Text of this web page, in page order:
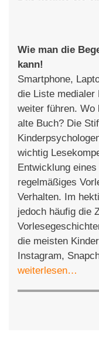
Wie man die
kann!
Smartphone,
die Liste medialer
weiter führen. Wo
alte Buch? Die
wichtig
Entwicklung
regelmäßiges
Verhalten. Im
jedoch häufig die
die meisten
Instagram,
weiterlesen…